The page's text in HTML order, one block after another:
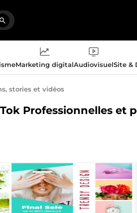
Marketing digitalAudiovisuelSite &
stories et vidéos
Professionnelles et